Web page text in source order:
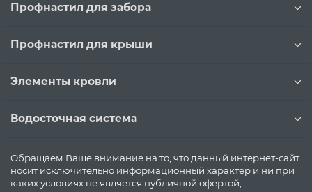
Профнастил для забора
Профнастил для крыши
Элементы кровли
Водосточная система
Обращаем Ваше внимание на то, что данный интернет-сайт
носит исключительно информационный характер и ни при
каких условиях не является публичной офертой,